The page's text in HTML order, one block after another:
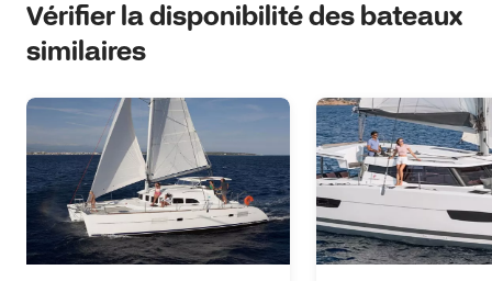
Vérifier la disponibilité des bateaux
similaires